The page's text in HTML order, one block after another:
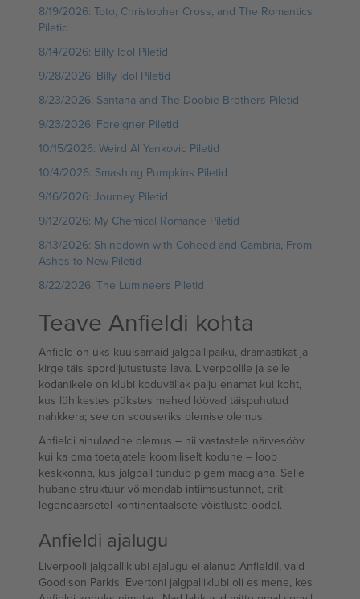
8/19/2026: Toto, Christopher Cross, and The Romantics
Piletid
8/14/2026: Billy Idol Piletid
9/28/2026: Billy Idol Piletid
8/23/2026: Santana and The Doobie Brothers Piletid
9/23/2026: Foreigner Piletid
10/15/2026: Weird Al Yankovic Piletid
10/4/2026: Smashing Pumpkins Piletid
9/16/2026: Journey Piletid
9/12/2026: My Chemical Romance Piletid
8/13/2026: Shinedown with Coheed and Cambria, From
Ashes to New Piletid
8/22/2026: The Lumineers Piletid
Teave Anfieldi kohta
Anfield on üks kuulsamaid jalgpallipaiku, dramaatikat ja
kirge täis spordijutustuste lava. Liverpoolile ja selle
kodanikele on klubi koduväljak palju enamat kui koht,
kus lühikestes pükstes mehed löövad täispuhutud
nahkkera; see on scouseriks olemise olemus.
Anfieldi ainulaadne olemus – nii vastastele närvesööv
kui ka oma toetajatele koomiliselt kodune – loob
keskkonna, kus jalgpall tundub pigem maagiana. Selle
hubane struktuur võimendab intiimsustunnet, eriti
legendaarsetel kontinentaalsete võistluste öödel.
Anfieldi ajalugu
Liverpooli jalgpalliklubi ajalugu ei alanud Anfieldil, vaid
Goodison Parkis. Evertoni jalgpalliklubi oli esimene, kes